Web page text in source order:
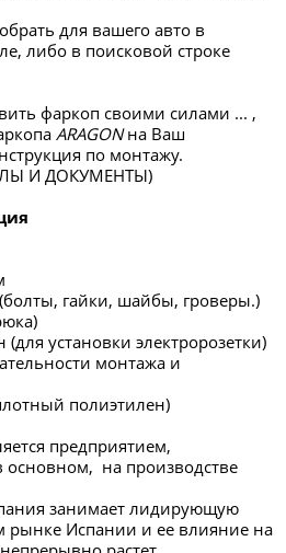
для вашего авто в
либо в поисковой строке
фаркоп своими силами ... ,
ARAGONна Ваш
по монтажу.
И ДОКУМЕНТЫ)
гайки, шайбы, гроверы.)
установки электророзетки)
монтажа и
полиэтилен)
предприятием,
на производстве
занимает лидирующую
рынке Испании и ее влияние на